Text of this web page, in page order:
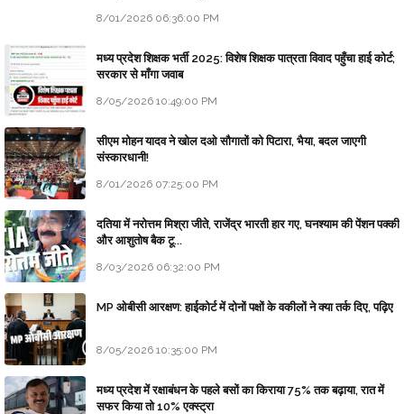
8/01/2026 06:36:00 PM
मध्य प्रदेश शिक्षक भर्ती 2025: विशेष शिक्षक पात्रता विवाद पहुँचा हाई कोर्ट;
सरकार से माँगा जवाब
8/05/2026 10:49:00 PM
सीएम मोहन यादव ने खोल दओ सौगातों को पिटारा, भैया, बदल जाएगी
संस्कारधानी!
8/01/2026 07:25:00 PM
दतिया में नरोत्तम मिश्रा जीते, राजेंद्र भारती हार गए, घनश्याम की पेंशन पक्की
और आशुतोष बैक टू...
8/03/2026 06:32:00 PM
MP ओबीसी आरक्षण: हाईकोर्ट में दोनों पक्षों के वकीलों ने क्या तर्क दिए, पढ़िए
8/05/2026 10:35:00 PM
मध्य प्रदेश में रक्षाबंधन के पहले बसों का किराया 75% तक बढ़ाया, रात में
सफर किया तो 10% एक्स्ट्रा